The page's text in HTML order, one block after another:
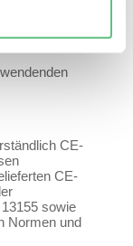
CE-
CE-
sowie
Normen und